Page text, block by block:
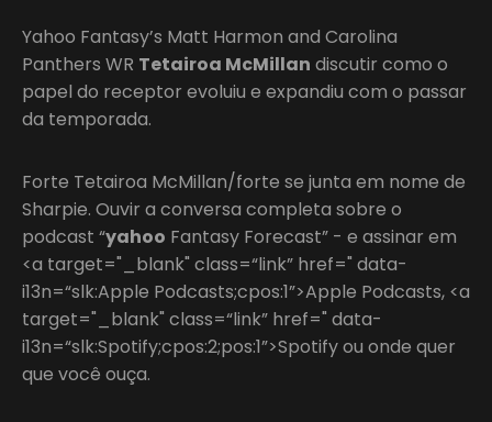
Yahoo Fantasy’s Matt Harmon and Carolina
Panthers WR Tetairoa McMillan discutir como o
papel do receptor evoluiu e expandiu com o passar
da temporada.
Forte Tetairoa McMillan/forte se junta em nome de
Sharpie. Ouvir a conversa completa sobre o
podcast “yahoo Fantasy Forecast” - e assinar em
<a target="_blank" class=“link” href=" data-
i13n=“slk:Apple Podcasts;cpos:1”>Apple Podcasts, <a
target="_blank" class=“link” href=" data-
i13n=“slk:Spotify;cpos:2;pos:1”>Spotify ou onde quer
que você ouça.